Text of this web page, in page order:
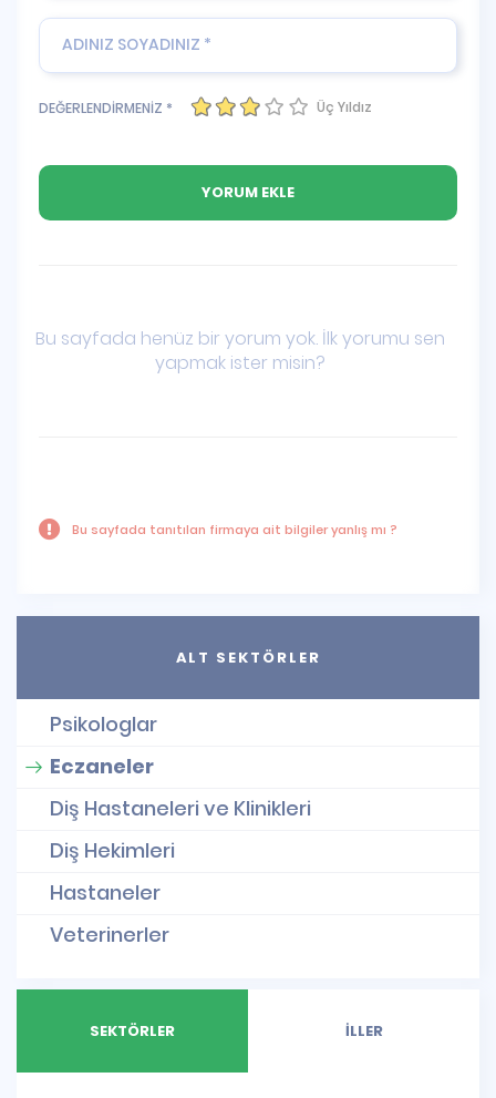
DEĞERLENDİRMENİZ * Üç Yıldız
Bu sayfada henüz bir yorum yok. İlk yorumu sen
yapmak ister misin?
Bu sayfada tanıtılan firmaya ait bilgiler yanlış mı ?
ALT SEKTÖRLER
Psikologlar
Eczaneler
Diş Hastaneleri ve Klinikleri
Diş Hekimleri
Hastaneler
Veterinerler
SEKTÖRLER İLLER